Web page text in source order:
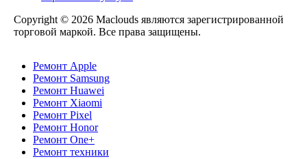
Copyright © 2026 Maclouds являются зарегистрированной
торговой маркой. Все права защищены.
Ремонт Apple
Ремонт Samsung
Ремонт Huawei
Ремонт Xiaomi
Ремонт Pixel
Ремонт Honor
Ремонт One+
Ремонт техники